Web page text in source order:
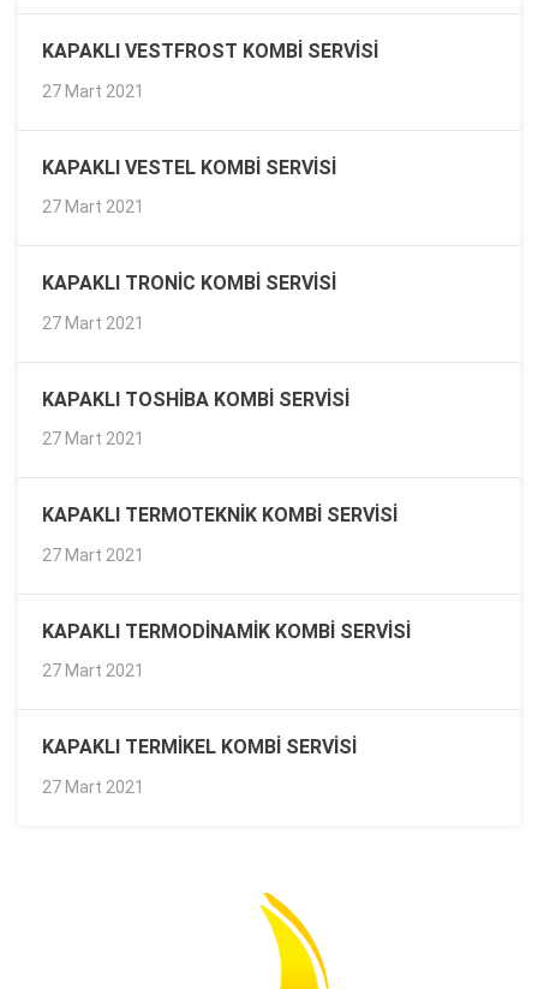
KAPAKLI VESTFROST KOMBI SERVISI
27 Mart 2021
KAPAKLI VESTEL KOMBI SERVISI
27 Mart 2021
KAPAKLI TRONIC KOMBI SERVISI
27 Mart 2021
KAPAKLI TOSHIBA KOMBI SERVISI
27 Mart 2021
KAPAKLI TERMOTEKNIK KOMBI SERVISI
27 Mart 2021
KAPAKLI TERMODINAMIK KOMBI SERVISI
27 Mart 2021
KAPAKLI TERMIKEL KOMBI SERVISI
27 Mart 2021